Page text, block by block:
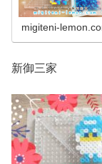
migiteni-
新御三家